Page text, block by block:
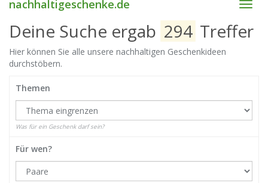
nachhaltigeschenke.de
Deine Suche ergab 294 Treffer
Hier können Sie alle unsere nachhaltigen Geschenkideen
durchstöbern.
Themen
Was für ein Geschenk darf sein?
Für wen?